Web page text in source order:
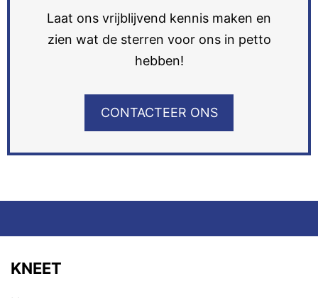
Laat ons vrijblijvend kennis maken en
zien wat de sterren voor ons in petto
hebben!
CONTACTEER ONS
KNEET